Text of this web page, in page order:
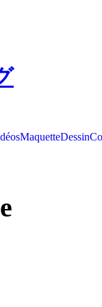
MaquetteDessin